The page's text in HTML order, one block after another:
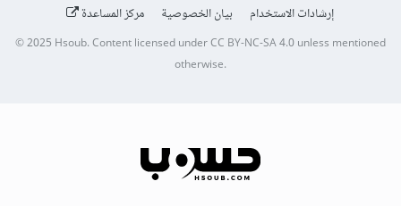
إرشادات الاستخدام
بيان الخصوصية مركز المساعدة
© 2025 Hsoub.Content licensed underCC BY-NC-SA 4.0unless mentioned
otherwise.